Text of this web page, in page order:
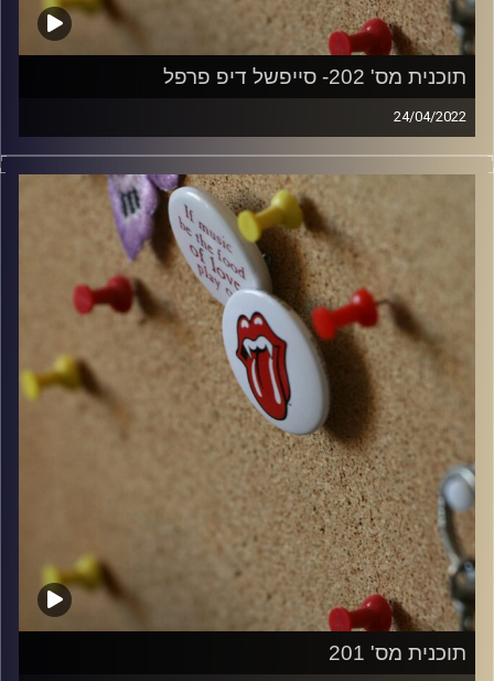
תוכנית מס' 202- סייפשל דיפ פרפל
24/04/2022
אורן הוף בשעתיים של מיטב הלהיטים של להקת ההארד רוק
האנגלית לקראת ההופעות של הלהקה בישראל ב22-23.5
קלאסיקות רוק עם אורן הוף.
קרדיט תמונות:włodi
תוכנית מס' 201